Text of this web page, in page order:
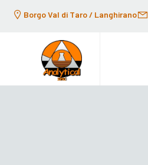
Borgo Val di Taro / Langhirano